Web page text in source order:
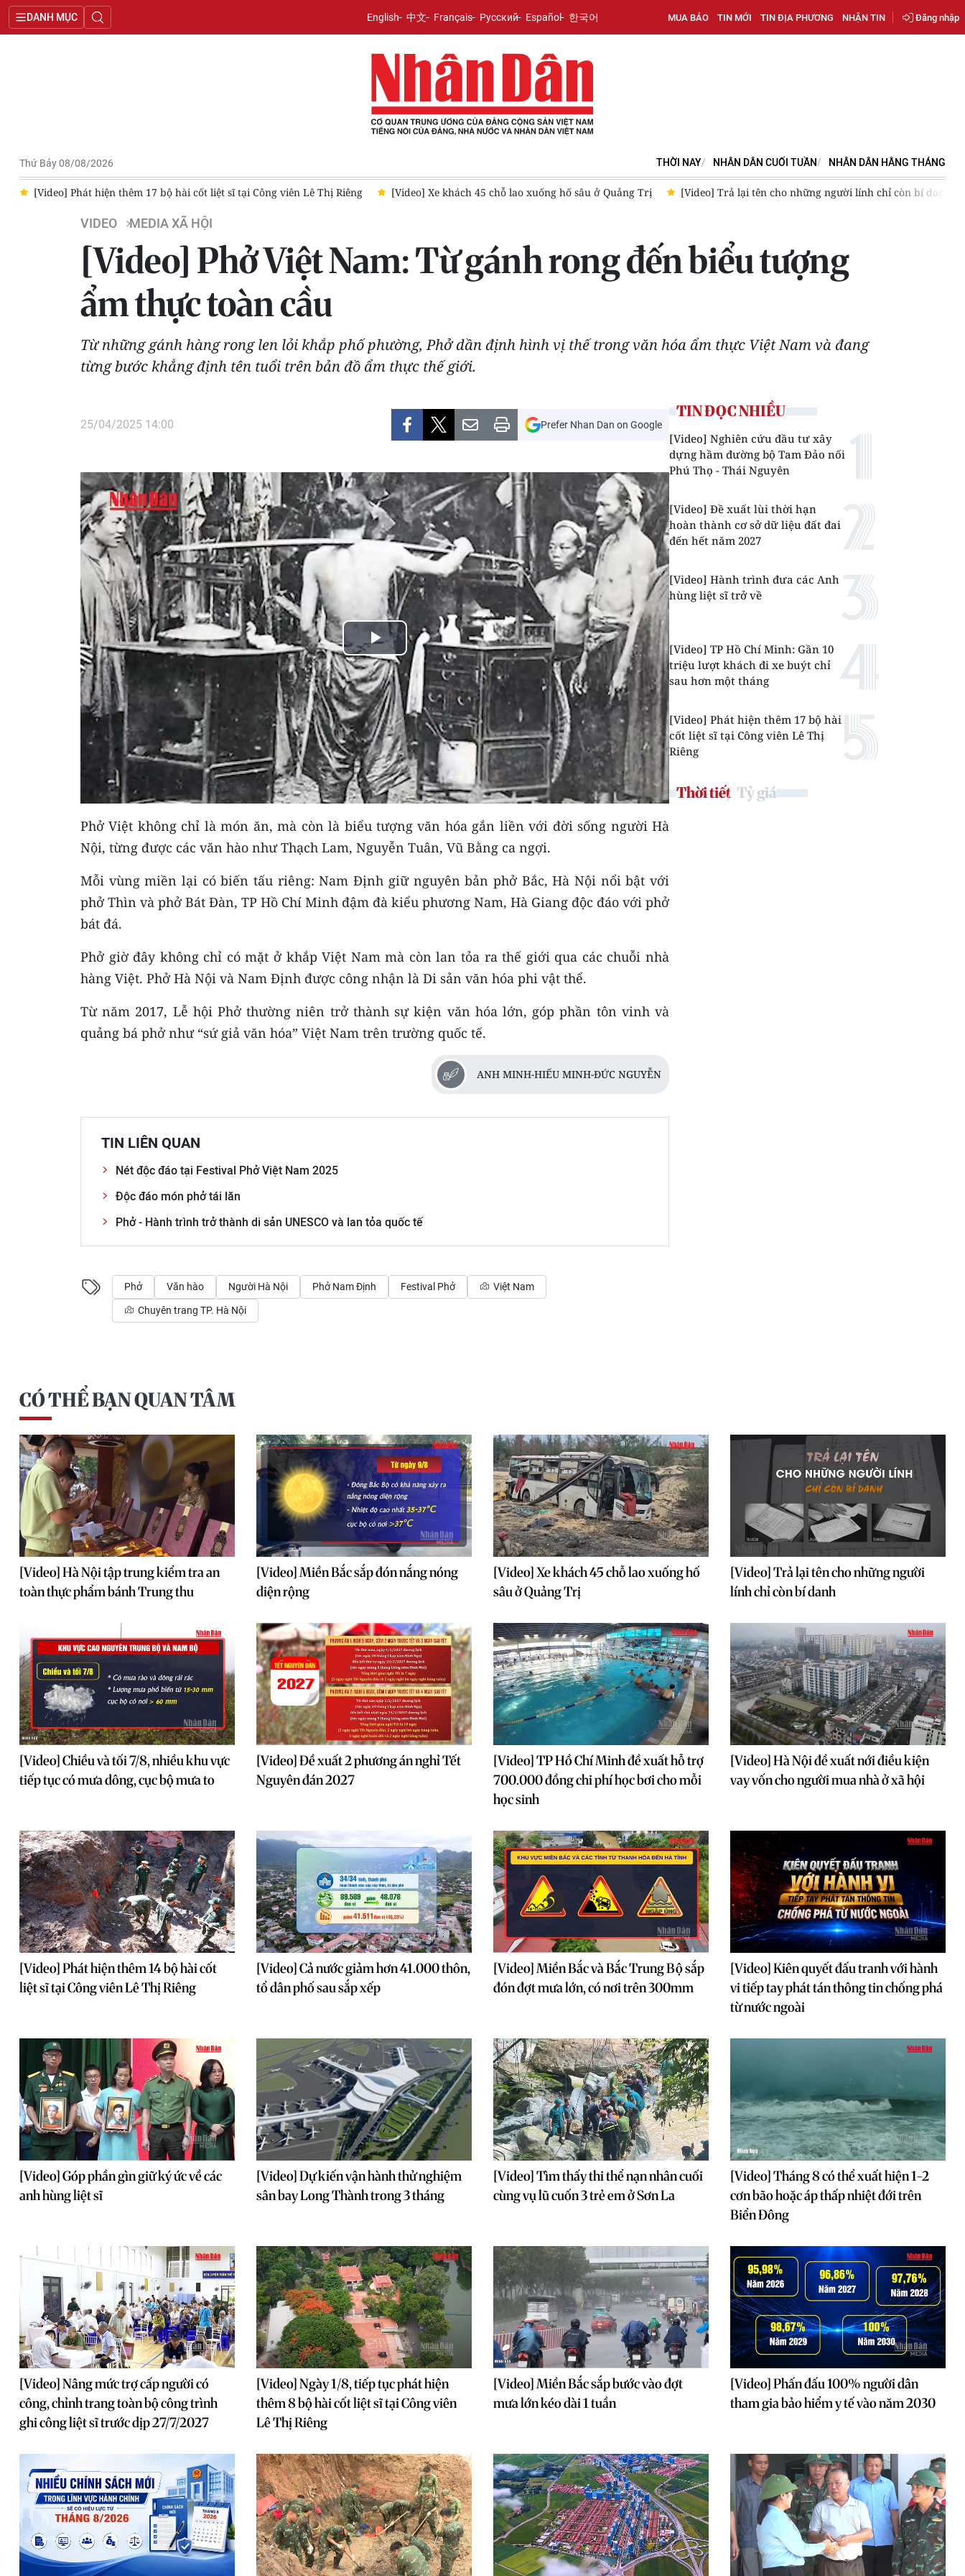
DANH MỤC English 中文 Français Русский Español 한국어 MUA BÁO TIN MỚI TIN ĐỊA PHƯƠNG NHẬN TIN Đăng nhập
Thứ Bảy 08/08/2026 THỜI NAY NHÂN DÂN CUỐI TUẦN NHÂN DÂN HẰNG THÁNG
Thị Riêng [Video] Xe khách 45 chỗ lao xuống hố sâu ở Quảng Trị [Video] Trả lại tên cho những người lính chỉ còn bí danh [Video] Hà Nội tập trung kiểm tra an toàn thực phẩm bánh
VIDEO MEDIA XÃ HỘI
[Video] Phở Việt Nam: Từ gánh rong đến biểu tượng
ẩm thực toàn cầu
Từ những gánh hàng rong len lỏi khắp phố phường, Phở dần định hình vị thế trong văn hóa ẩm thực Việt Nam và đang
từng bước khẳng định tên tuổi trên bản đồ ẩm thực thế giới.
25/04/2025 14:00 Prefer Nhan Dan on Google
Play
Video
Phở Việt không chỉ là món ăn, mà còn là biểu tượng văn hóa gắn liền với đời sống người Hà
Nội, từng được các văn hào như Thạch Lam, Nguyễn Tuân, Vũ Bằng ca ngợi.
Mỗi vùng miền lại có biến tấu riêng: Nam Định giữ nguyên bản phở Bắc, Hà Nội nổi bật với
phở Thìn và phở Bát Đàn, TP Hồ Chí Minh đậm đà kiểu phương Nam, Hà Giang độc đáo với phở
bát đá.
Phở giờ đây không chỉ có mặt ở khắp Việt Nam mà còn lan tỏa ra thế giới qua các chuỗi nhà
hàng Việt. Phở Hà Nội và Nam Định được công nhận là Di sản văn hóa phi vật thể.
Từ năm 2017, Lễ hội Phở thường niên trở thành sự kiện văn hóa lớn, góp phần tôn vinh và
quảng bá phở như “sứ giả văn hóa” Việt Nam trên trường quốc tế.
ANH MINH-HIẾU MINH-ĐỨC NGUYỄN
TIN LIÊN QUAN
Nét độc đáo tại Festival Phở Việt Nam 2025
Độc đáo món phở tái lăn
Phở - Hành trình trở thành di sản UNESCO và lan tỏa quốc tế
Phở Văn hào Người Hà Nội Phở Nam Định Festival Phở Việt Nam
Chuyên trang TP. Hà Nội
TIN ĐỌC NHIỀU
[Video] Nghiên cứu đầu tư xây
dựng hầm đường bộ Tam Đảo nối
Phú Thọ - Thái Nguyên
[Video] Đề xuất lùi thời hạn
hoàn thành cơ sở dữ liệu đất đai
đến hết năm 2027
[Video] Hành trình đưa các Anh
hùng liệt sĩ trở về
[Video] TP Hồ Chí Minh: Gần 10
triệu lượt khách đi xe buýt chỉ
sau hơn một tháng
[Video] Phát hiện thêm 17 bộ hài
cốt liệt sĩ tại Công viên Lê Thị
Riêng
Thời tiết Tỷ giá
CÓ THỂ BẠN QUAN TÂM
[Video] Hà Nội tập trung kiểm tra an
toàn thực phẩm bánh Trung thu
[Video] Miền Bắc sắp đón nắng nóng
diện rộng
[Video] Xe khách 45 chỗ lao xuống hố
sâu ở Quảng Trị
[Video] Trả lại tên cho những người
lính chỉ còn bí danh
[Video] Chiều và tối 7/8, nhiều khu vực
tiếp tục có mưa dông, cục bộ mưa to
[Video] Đề xuất 2 phương án nghỉ Tết
Nguyên đán 2027
[Video] TP Hồ Chí Minh đề xuất hỗ trợ
700.000 đồng chi phí học bơi cho mỗi
học sinh
[Video] Hà Nội đề xuất nới điều kiện
vay vốn cho người mua nhà ở xã hội
[Video] Phát hiện thêm 14 bộ hài cốt
liệt sĩ tại Công viên Lê Thị Riêng
[Video] Cả nước giảm hơn 41.000 thôn,
tổ dân phố sau sắp xếp
[Video] Miền Bắc và Bắc Trung Bộ sắp
đón đợt mưa lớn, có nơi trên 300mm
[Video] Kiên quyết đấu tranh với hành
vi tiếp tay phát tán thông tin chống phá
từ nước ngoài
[Video] Góp phần gìn giữ ký ức về các
anh hùng liệt sĩ
[Video] Dự kiến vận hành thử nghiệm
sân bay Long Thành trong 3 tháng
[Video] Tìm thấy thi thể nạn nhân cuối
cùng vụ lũ cuốn 3 trẻ em ở Sơn La
[Video] Tháng 8 có thể xuất hiện 1-2
cơn bão hoặc áp thấp nhiệt đới trên
Biển Đông
[Video] Nâng mức trợ cấp người có
công, chỉnh trang toàn bộ công trình
ghi công liệt sĩ trước dịp 27/7/2027
[Video] Ngày 1/8, tiếp tục phát hiện
thêm 8 bộ hài cốt liệt sĩ tại Công viên
Lê Thị Riêng
[Video] Miền Bắc sắp bước vào đợt
mưa lớn kéo dài 1 tuần
[Video] Phấn đấu 100% người dân
tham gia bảo hiểm y tế vào năm 2030